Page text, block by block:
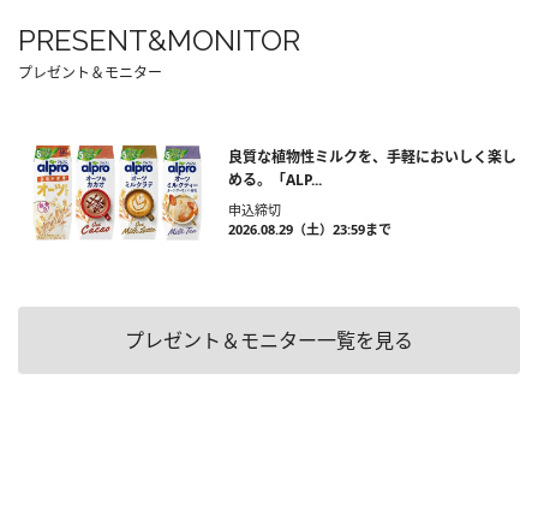
PRESENT&MONITOR
プレゼント＆モニター
良質な植物性ミルクを、手軽においしく楽し
める。「ALP...
申込締切
2026.08.29（土）23:59まで
プレゼント＆モニター一覧を見る